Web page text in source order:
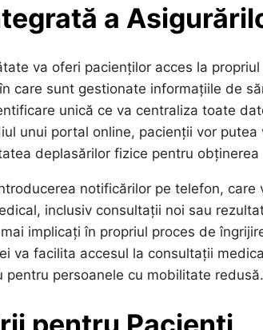
a
va oferi pacienților acces la
care sunt gestionate informațiile de
unică ce va centraliza toate
unui portal online, pacienții vor
deplasărilor fizice pentru
notificărilor pe telefon, care
inclusiv consultații noi sau
implicați în propriul proces de
va facilita accesul la consultații
persoanele cu mobilitate redusă.